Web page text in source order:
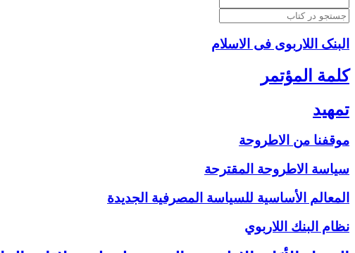
البنک اللاربوی فی الاسلام
كلمة المؤتمر
تمهيد
موقفنا من الاطروحة
سياسة الاطروحة المقترحة
المعالم الأساسية للسياسة المصرفية الجديدة
نظام البنك اللاربوي‏